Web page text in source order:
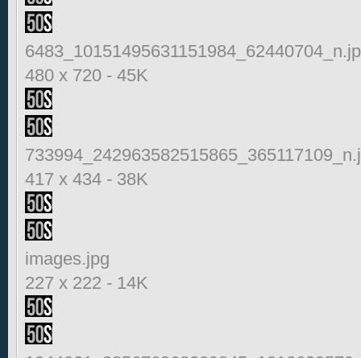
480 x 720 - 45K
417 x 434 - 38K
images.jpg
227 x 222 - 14K